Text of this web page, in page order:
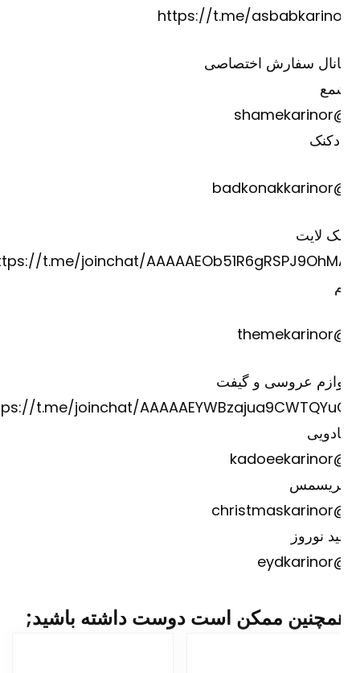
https://t.me/
سفارش اختصاصی
لایت
https://t.me/joinchat/
عروسی و گیفت
https://t.me/joinchat/
نوروز
ممکن است دوست داشته باشید;